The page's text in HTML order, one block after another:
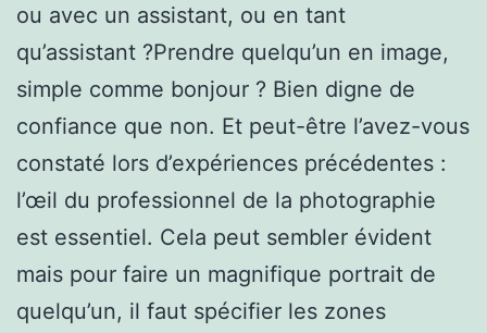
ou avec un assistant, ou en tant
qu’assistant ?Prendre quelqu’un en image,
simple comme bonjour ? Bien digne de
confiance que non. Et peut-être l’avez-vous
constaté lors d’expériences précédentes :
l’œil du professionnel de la photographie
est essentiel. Cela peut sembler évident
mais pour faire un magnifique portrait de
quelqu’un, il faut spécifier les zones